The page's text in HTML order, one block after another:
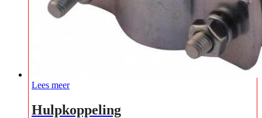
Lees meer
Hulpkoppeling